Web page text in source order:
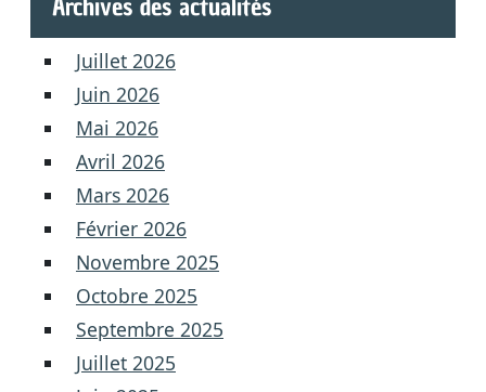
Juillet 2026
Juin 2026
Mai 2026
Avril 2026
Mars 2026
Février 2026
Novembre 2025
Octobre 2025
Septembre 2025
Juillet 2025